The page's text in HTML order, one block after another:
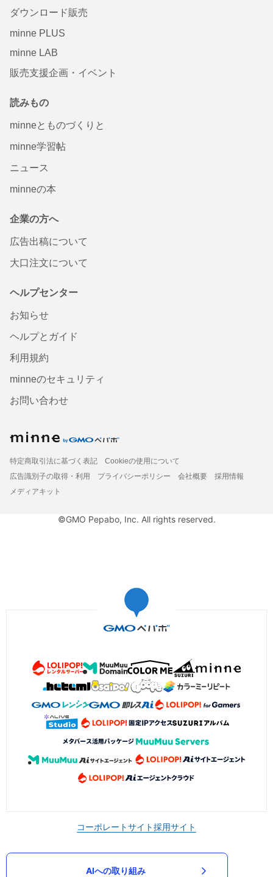
ダウンロード販売
minne PLUS
minne LAB
販売支援企画・イベント
読みもの
minneとものづくりと
minne学習帖
ニュース
minneの本
企業の方へ
広告出稿について
大口注文について
ヘルプセンター
お知らせ
ヘルプとガイド
利用規約
minneのセキュリティ
お問い合わせ
特定商取引法に基づく表記
Cookieの使用について
広告識別子の取得・利用
プライバシーポリシー 会社概要
採用情報
メディアキット
©GMO Pepabo, Inc. All rights reserved.
コーポレートサイト採用サイト
AIへの取り組み